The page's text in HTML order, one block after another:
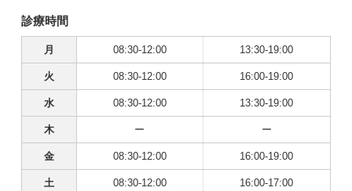
診療時間
月 08:30-12:00 13:30-19:00
火 08:30-12:00 16:00-19:00
水 08:30-12:00 13:30-19:00
木 ー ー
金 08:30-12:00 16:00-19:00
土 08:30-12:00 16:00-17:00